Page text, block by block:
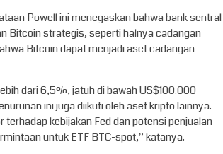
Powell ini menegaskan bahwa bank sentral
Bitcoin strategis, seperti halnya cadangan
Bitcoin dapat menjadi aset cadangan
dari 6,5%, jatuh di bawah US$100.000
ini juga diikuti oleh aset kripto lainnya.
kebijakan Fed dan potensi penjualan
untuk ETF BTC-spot,” katanya.